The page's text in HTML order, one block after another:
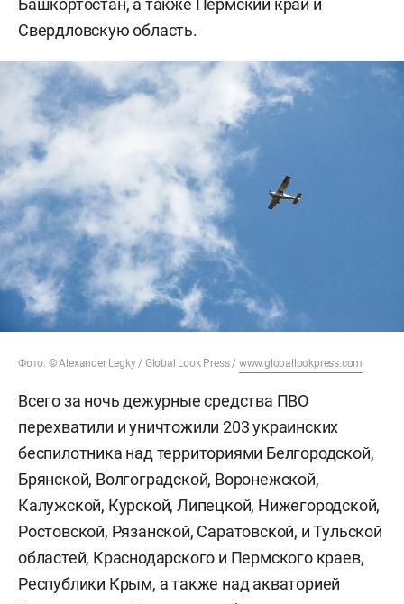
Свердловскую область.
Фото: © Alexander Legky / Global Look Press / www.globallookpress.com
Всего за ночь дежурные средства ПВО
перехватили и уничтожили 203 украинских
беспилотника над территориями Белгородской,
Брянской, Волгоградской, Воронежской,
Калужской, Курской, Липецкой, Нижегородской,
Ростовской, Рязанской, Саратовской, и Тульской
областей, Краснодарского и Пермского краев,
Республики Крым, а также над акваторией